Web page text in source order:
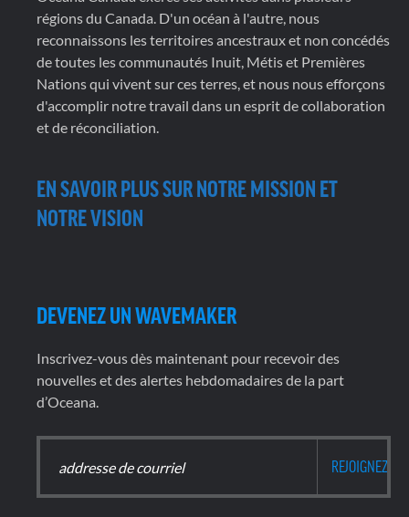
régions du Canada. D'un océan à l'autre, nous
reconnaissons les territoires ancestraux et non concédés
de toutes les communautés Inuit, Métis et Premières
Nations qui vivent sur ces terres, et nous nous efforçons
d'accomplir notre travail dans un esprit de collaboration
et de réconciliation.
EN SAVOIR PLUS SUR NOTRE MISSION ET
NOTRE VISION
DEVENEZ UN WAVEMAKER
Inscrivez-vous dès maintenant pour recevoir des
nouvelles et des alertes hebdomadaires de la part
d’Oceana.